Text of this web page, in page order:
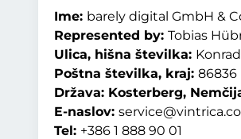
Ime: barely digital GmbH &
Represented by: Tobias
Ulica, hišna številka:
Poštna številka, kraj: 86836
Država: Kosterberg,
E-naslov:
Tel: +386 1 888 90 01